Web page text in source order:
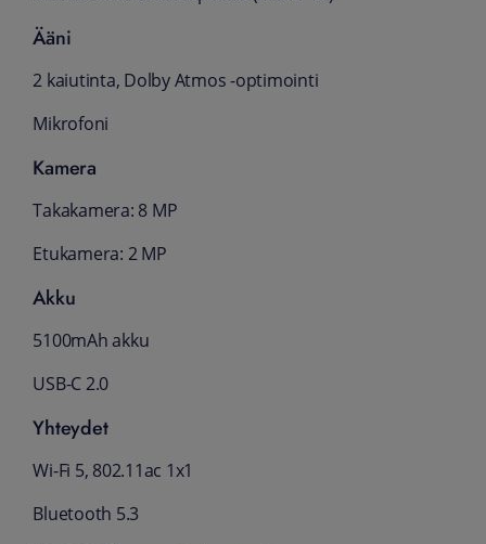
Ääni
2 kaiutinta, Dolby Atmos -optimointi
Mikrofoni
Kamera
Takakamera: 8 MP
Etukamera: 2 MP
Akku
5100mAh akku
USB-C 2.0
Yhteydet
Wi-Fi 5, 802.11ac 1x1
Bluetooth 5.3